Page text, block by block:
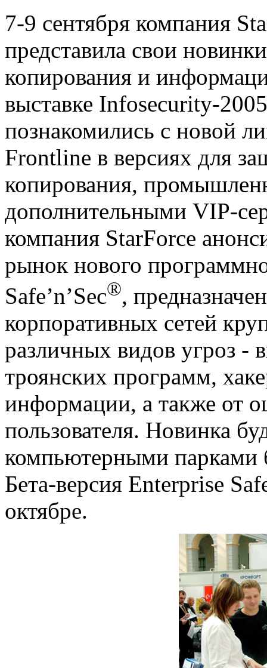
7-9 сентября компания
представила свои
копирования и
выставке Infosecurity-
познакомились с новой
Frontline в версиях для
копирования,
дополнительными VIP-
компания StarForce
рынок нового
Safe’n’Sec®,
корпоративных сетей
различных видов угроз -
троянских программ,
информации, а также от
пользователя. Новинка
компьютерными парками
Бета-версия Enterprise
октябре.